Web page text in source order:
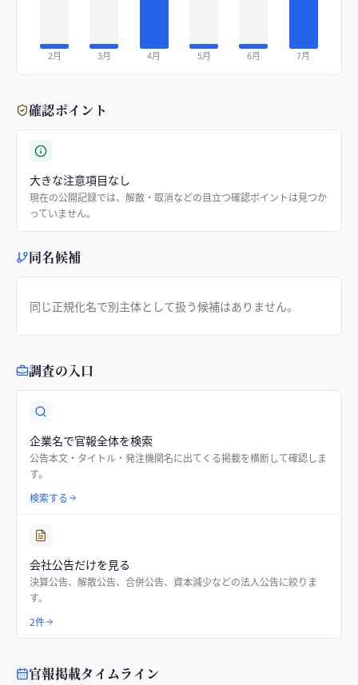
2月 3月 4月 5月 6月 7月
確認ポイント
大きな注意項目なし
現在の公開記録では、解散・取消などの目立つ確認ポイントは見つか
っていません。
同名候補
同じ正規化名で別主体として扱う候補はありません。
調査の入口
企業名で官報全体を検索
公告本文・タイトル・発注機関名に出てくる掲載を横断して確認しま
す。
検索する
会社公告だけを見る
決算公告、解散公告、合併公告、資本減少などの法人公告に絞りま
す。
2件
官報掲載タイムライン